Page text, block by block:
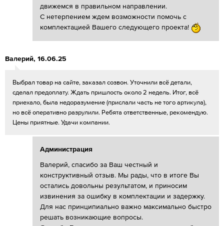
движемся в правильном направлении.
С нетерпением ждем возможности помочь с
комплектацией Вашего следующего проекта!
Валерий, 16.06.25
Выбрал товар на сайте, заказал созвон. Уточнили всё детали,
сделал предоплату. Ждать пришлость около 2 недель. Итог, всё
приехало, была недоразумение (прислали часть не того артикула),
но всё оперативно разрулили. Ребята ответственные, рекомендую.
Цены приятные. Удачи компании.
Администрация
Валерий, спасибо за Ваш честный и
конструктивный отзыв. Мы рады, что в итоге Вы
остались довольны результатом, и приносим
извинения за ошибку в комплектации и задержку.
Для нас принципиально важно максимально быстро
решать возникающие вопросы.